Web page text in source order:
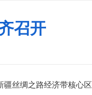
召开
疆丝绸之路经济带核心区